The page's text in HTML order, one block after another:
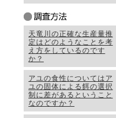
天竜川の正確な生産量推
定はどのようなことを考
え方をしているのです
か？
アユの食性についてはア
ユの固体による餌の選択
制に差があるということ
なのですか？